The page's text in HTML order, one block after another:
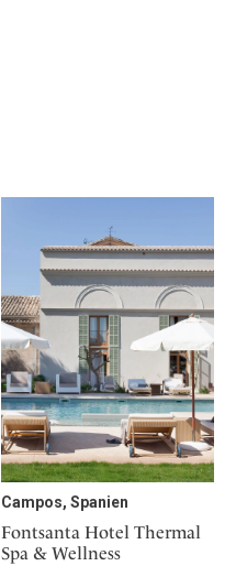
Campos, Spanien
Fontsanta Hotel Thermal
Spa & Wellness